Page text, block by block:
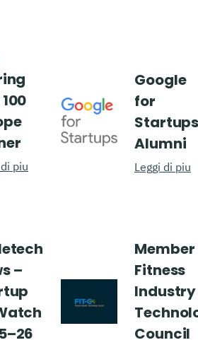
piu
Google
for
Alumni
Leggi di piu
–
Member
Fitness
Industry
Council